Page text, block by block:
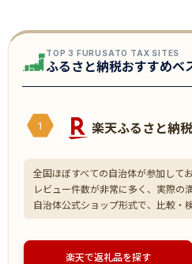
TOP 3 FURUSATO TAX SITES
ふるさと納税おすすめベ
1 楽天ふるさと納税
全国ほぼすべての自治体が参加して
レビュー件数が非常に多く、実際の
自治体公式ショップ形式で、比較・
楽天で返礼品を探す